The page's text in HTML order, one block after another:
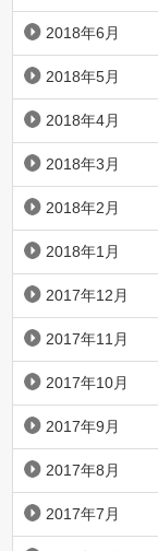
2018年6月
2018年5月
2018年4月
2018年3月
2018年2月
2018年1月
2017年12月
2017年11月
2017年10月
2017年9月
2017年8月
2017年7月